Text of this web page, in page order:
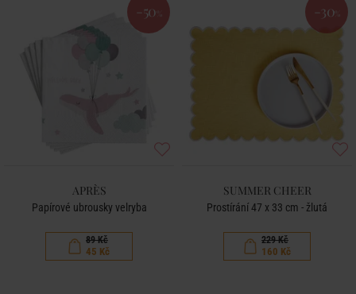
-50 %
APRÈS
Papírové ubrousky velryba
89 Kč
45 Kč
-30 %
SUMMER CHEER
Prostírání 47 x 33 cm - žlutá
229 Kč
160 Kč